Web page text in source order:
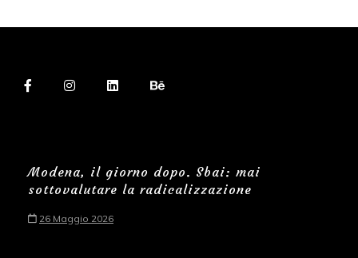
Modena, il giorno dopo. Sbai: mai
sottovalutare la radicalizzazione
26 Maggio 2026